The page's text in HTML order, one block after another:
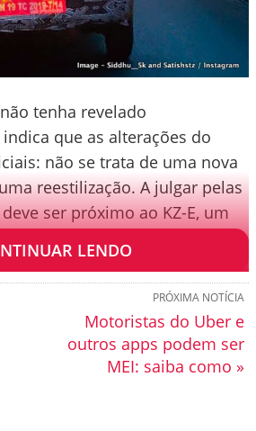
tenha revelado
que as alterações do
não se trata de uma nova
reestilização. A julgar pelas
ser próximo ao KZ-E, um
subcompacto.
LENDO
PRÓXIMA NOTÍCIA
Motoristas do Uber e
outros apps podem ser
MEI: saiba como »